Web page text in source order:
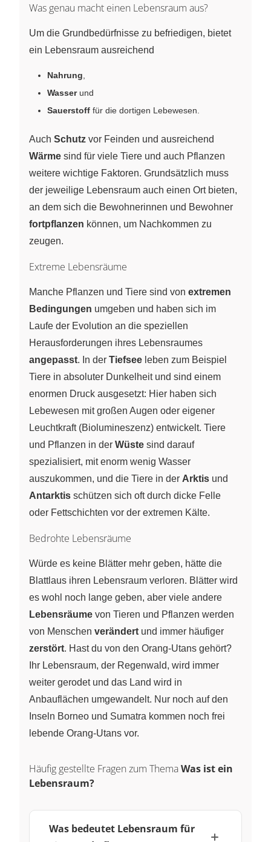
Was genau macht einen Lebensraum aus?
Um die Grundbedürfnisse zu befriedigen, bietet
ein Lebensraum ausreichend
Nahrung
Wasserund
Sauerstoff für die dortigen Lebewesen.
Auch Schutz vor Feinden und ausreichend
Wärme sind für viele Tiere und auch Pflanzen
weitere wichtige Faktoren. Grundsätzlich muss
der jeweilige Lebensraum auch einen Ort bieten,
an dem sich die Bewohnerinnen und Bewohner
fortpflanzen können, um Nachkommen zu
zeugen.
Extreme Lebensräume
Manche Pflanzen und Tiere sind von extremen
Bedingungen umgeben und haben sich im
Laufe der Evolution an die speziellen
Herausforderungen ihres Lebensraumes
angepasst. In der Tiefsee leben zum Beispiel
Tiere in absoluter Dunkelheit und sind einem
enormen Druck ausgesetzt: Hier haben sich
Lebewesen mit großen Augen oder eigener
Leuchtkraft (Biolumineszenz) entwickelt. Tiere
und Pflanzen in der Wüste sind darauf
spezialisiert, mit enorm wenig Wasser
auszukommen, und die Tiere in der Arktis und
Antarktis schützen sich oft durch dicke Felle
oder Fettschichten vor der extremen Kälte.
Bedrohte Lebensräume
Würde es keine Blätter mehr geben, hätte die
Blattlaus ihren Lebensraum verloren. Blätter wird
es wohl noch lange geben, aber viele andere
Lebensräume von Tieren und Pflanzen werden
von Menschen verändert und immer häufiger
zerstört. Hast du von den Orang-Utans gehört?
Ihr Lebensraum, der Regenwald, wird immer
weiter gerodet und das Land wird in
Anbauflächen umgewandelt. Nur noch auf den
Inseln Borneo und Sumatra kommen noch frei
lebende Orang-Utans vor.
Häufig gestellte Fragen zum ThemaWas ist ein
Lebensraum?
Was bedeutet Lebensraum für